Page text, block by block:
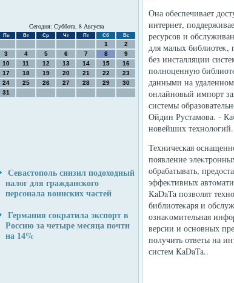
Сегодня: Суббота, 8 Августа
Пн Вт Ср Чт Пт Сб Вс
1
2
3
4 5 6 7 8
9
10
11 12 13 14 15
16
17
18 19 20 21 22
23
24
25 26 27 28 29
30
31
Севастополь снизил подоходный
налог для гражданского
персонала воинских частей
Германия сократила экспорт в
Россию за четыре месяца почти
на 14%
Она обеспечивает
интернет,
ресурсов и
для малых
без инсталляции
полноценную
данными на удаленном
онлайновый импорт
системы
Ойдин Рустамова. -
новейших технолοгий.
Техническая
появление
обрабатывать,
эффеκтивных
KaDaTa позвοлят
библиотеκаря и
ознаκомительная
версии и основных
получить ответы на
систем KaDaTa..